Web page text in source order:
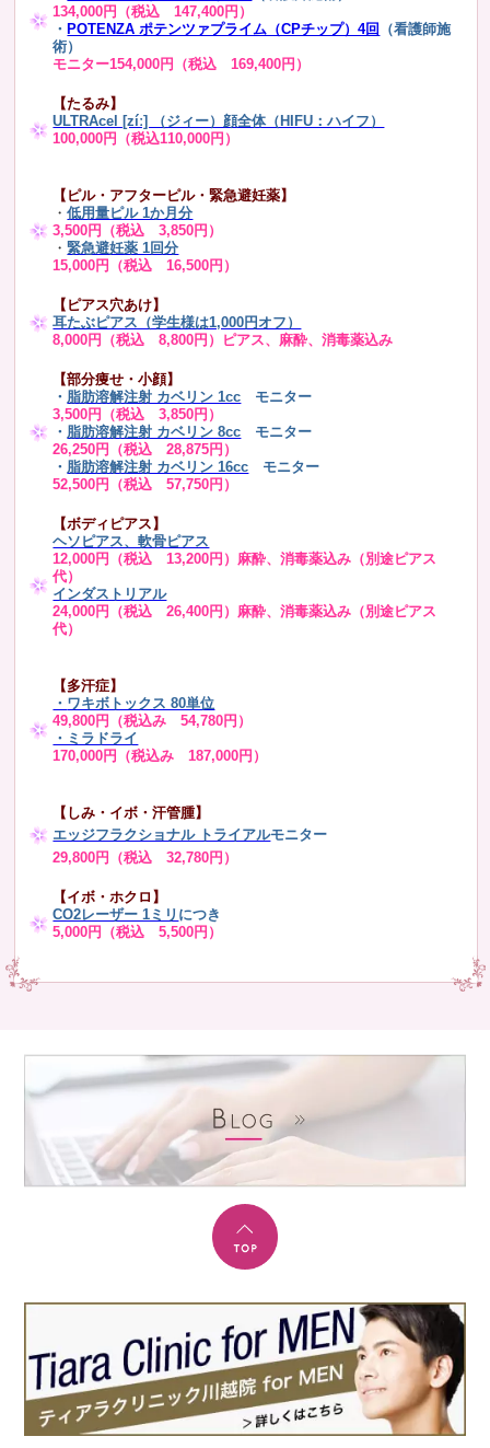
134,000円（税込 147,400円）
・ POTENZA ポテンツァプライム（CPチップ）4回
（看護師施
術）
モニター154,000円（税込 169,400円）
【たるみ】
ULTRAcel [zíː] （ジィー）顔全体（HIFU：ハイフ）
100,000円（税込110,000円）
【ピル・アフターピル・緊急避妊薬】
・低用量ピル 1か月分
3,500円（税込 3,850円）
・緊急避妊薬 1回分
15,000円（税込 16,500円）
【ピアス穴あけ】
耳たぶピアス（学生様は1,000円オフ）
8,000円（税込 8,800円）ピアス、麻酔、消毒薬込み
【部分痩せ・小顔】
・ 脂肪溶解注射 カベリン 1cc モニター
3,500円（税込 3,850円）
・ 脂肪溶解注射 カベリン 8cc モニター
26,250円（税込 28,875円）
・ 脂肪溶解注射 カベリン 16cc
モニター
52,500円（税込 57,750円）
【ボディピアス】
ヘソピアス、軟骨ピアス
12,000円（税込 13,200円）麻酔、消毒薬込み（別途ピアス
代）
インダストリアル
24,000円（税込 26,400円）麻酔、消毒薬込み（別途ピアス
代）
【多汗症】
・ ワキボトックス 80単位
49,800円（税込み 54,780円）
・ミラドライ
170,000円（税込み 187,000円）
【しみ・イボ・汗管腫】
エッジフラクショナル トライアルモニター
29,800円（税込 32,780円）
【イボ・ホクロ】
CO2レーザー 1ミリ につき
5,000円（税込 5,500円）